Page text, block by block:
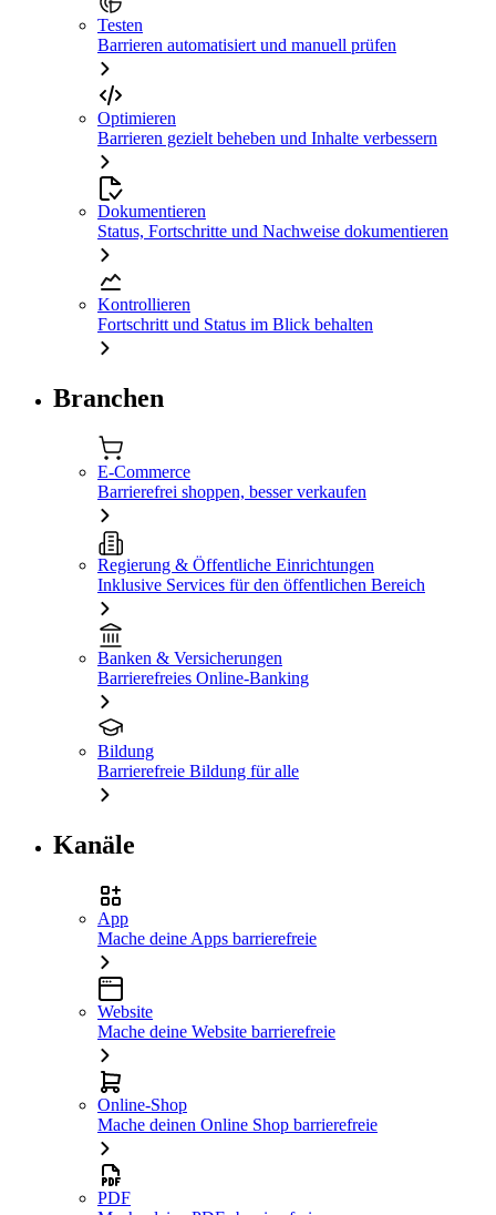
Testen
Barrieren automatisiert und manuell prüfen
Optimieren
Barrieren gezielt beheben und Inhalte verbessern
Dokumentieren
Status, Fortschritte und Nachweise dokumentieren
Kontrollieren
Fortschritt und Status im Blick behalten
Branchen
E-Commerce
Barrierefrei shoppen, besser verkaufen
Regierung & Öffentliche Einrichtungen
Inklusive Services für den öffentlichen Bereich
Banken & Versicherungen
Barrierefreies Online-Banking
Bildung
Barrierefreie Bildung für alle
Kanäle
App
Mache deine Apps barrierefreie
Website
Mache deine Website barrierefreie
Online-Shop
Mache deinen Online Shop barrierefreie
PDF